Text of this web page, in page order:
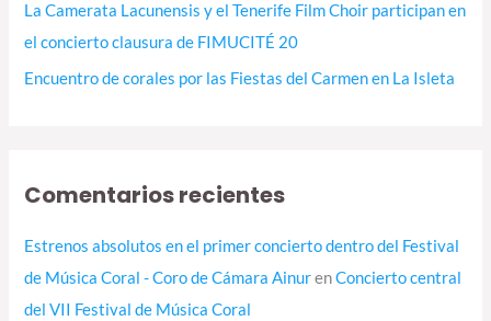
La Camerata Lacunensis y el Tenerife Film Choir participan en
el concierto clausura de FIMUCITÉ 20
Encuentro de corales por las Fiestas del Carmen en La Isleta
Comentarios recientes
Estrenos absolutos en el primer concierto dentro del Festival
de Música Coral - Coro de Cámara AinurenConcierto central
del VII Festival de Música Coral